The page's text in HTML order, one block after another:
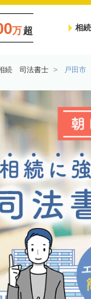
万超 相
続 司法書士 戸田